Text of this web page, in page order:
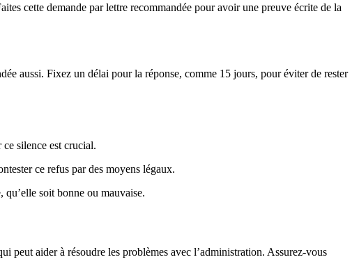
cette demande par lettre recommandée pour avoir une preuve écrite de la
aussi. Fixez un délai pour la réponse, comme 15 jours, pour éviter de rester
silence est crucial.
ce refus par des moyens légaux.
soit bonne ou mauvaise.
peut aider à résoudre les problèmes avec l’administration. Assurez-vous